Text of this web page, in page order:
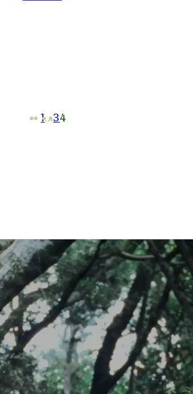
1…34